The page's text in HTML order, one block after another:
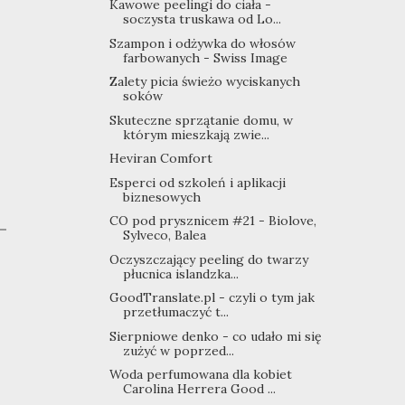
Kawowe peelingi do ciała -
soczysta truskawa od Lo...
Szampon i odżywka do włosów
farbowanych - Swiss Image
Zalety picia świeżo wyciskanych
soków
Skuteczne sprzątanie domu, w
którym mieszkają zwie...
Heviran Comfort
Esperci od szkoleń i aplikacji
biznesowych
CO pod prysznicem #21 - Biolove,
Sylveco, Balea
Oczyszczający peeling do twarzy
płucnica islandzka...
GoodTranslate.pl - czyli o tym jak
przetłumaczyć t...
Sierpniowe denko - co udało mi się
zużyć w poprzed...
Woda perfumowana dla kobiet
Carolina Herrera Good ...